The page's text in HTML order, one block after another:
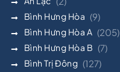
Bình Hưng Hòa (9)
Bình Hưng Hòa A (205)
Bình Hưng Hòa B (7)
Bình Trị Đông (127)